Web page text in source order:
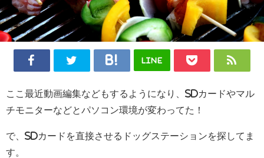
LINE
ここ最近動画編集などもするようになり、SDカードやマル
チモニターなどとパソコン環境が変わってた！
で、SDカードを直接させるドッグステーションを探してま
す。